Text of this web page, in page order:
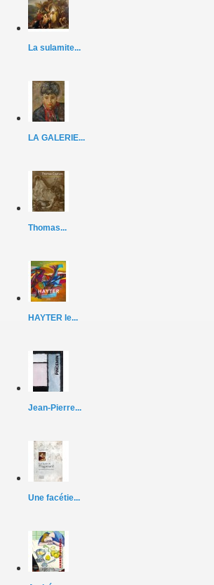
La sulamite...
LA GALERIE...
Thomas...
HAYTER le...
Jean-Pierre...
Une facétie...